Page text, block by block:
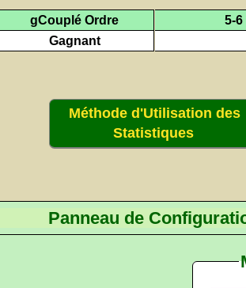
gCouplé Ordre
5-6
Gagnant
Méthode d'Utilisation des
Statistiques
Panneau de